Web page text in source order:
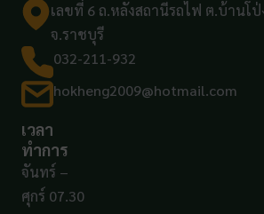
เลขที่ 6 ถ.หลังสถานีรถไฟ ต.บ้านโ
จ.ราชบุรี
032-211-932
hokheng2009@hotmail.com
เวลา
ทำการ
จันทร์ –
ศุกร์ 07.30